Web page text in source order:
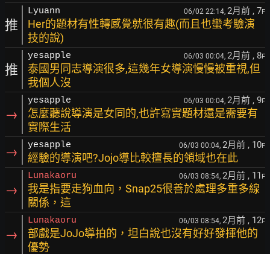
推
Lyuann 06/02 22:14, 2月前 , 7F
Her的題材有性轉感覺就很有趣(而且也蠻考驗演
技的說)
推
yesapple 06/03 00:04, 2月前 , 8F
泰國男同志導演很多,這幾年女導演慢慢被重視,但
我個人沒
→
yesapple 06/03 00:04, 2月前 , 9F
怎麼聽說導演是女同的,也許寫實題材還是需要有
實際生活
→ yesapple 06/03 00:04, 2月前 , 10F
經驗的導演吧?Jojo導比較擅長的領域也在此
→
Lunakaoru 06/03 08:54, 2月前 , 11 F
我是指要走狗血向，Snap25很善於處理多重多線
關係，這
→
Lunakaoru 06/03 08:54, 2月前 , 12F
部戲是JoJo導拍的，坦白說也沒有好好發揮他的
優勢